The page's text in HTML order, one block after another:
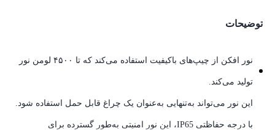
بسیار ساده و سریع می‌کند. بدنه این نورافکن از آلومینیوم مقاوم با
بنابراین برای استفاده در محیط‌های صنعتی نیز مناسب است. در ادامه
توضیحات
نور افکن از چیپ‌های باکیفیت استفاده می‌کند که تا ۴۵۰۰ لومن نور
تولید می‌کند.
این نور می‌تواند به‌تنهایی به‌عنوان یک چراغ قابل حمل استفاده شود.
با درجه حفاظتی IP65، این نور امنیتی به‌طور گسترده برای